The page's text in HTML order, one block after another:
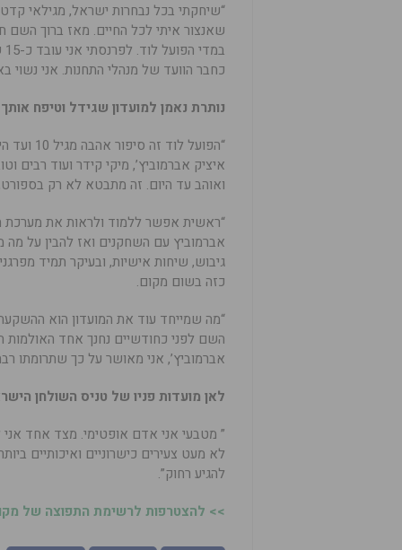
“שיחקתי בכל נבחרות ישראל, מגילאי
שאנצור איתי לכל החיים. מאז ברוך
כחבר הוועד של מנהלי התחנות. אני נשוי באושר לענבל
נותרת נאמן למועדון שגידל וטיפח
“הפועל
איציק אברמוביץ’, מיקי קידר ועוד רבים
ואוהב עד היום. זה מתבטא לא רק
“ראשית אפשר ללמוד ולראות את מערכת
אברמוביץ עם השחקנים ואז להבין על מה
גיבוש, שיחות אישיות, ובעיקר תמיד
כזה בשום מקום.
“מה שמייחד עוד את המועדון הוא
השם לפני כחודשיים נחנך אחד
אברמוביץ’, אני מאושר על כך שתרומתו
לאן מועדות פניו של טניס השולחן
” מטבעי אני אדם אופטימי. מצד אחד
לא מעט צעירים כישרוניים ואיכותיים
להגיע רחוק”.
>> להצטרפות לרשימת התפוצה של